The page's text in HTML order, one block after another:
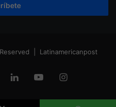
| Latinamericanpost
LinkedInYouTubeInstagram